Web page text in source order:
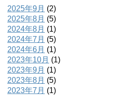
2025年9月 (2)
2025年8月 (5)
2024年8月 (1)
2024年7月 (5)
2024年6月 (1)
2023年10月 (1)
2023年9月 (1)
2023年8月 (5)
2023年7月 (1)